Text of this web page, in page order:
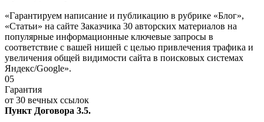
«Гарантируем написание и публикацию в рубрике «Блог»,
«Статьи» на сайте Заказчика 30 авторских материалов на
популярные информационные ключевые запросы в
соответствие с вашей нишей с целью привлечения трафика и
увеличения общей видимости сайта в поисковых системах
Яндекс/Google».
05
Гарантия
от 30 вечных ссылок
Пункт Договора 3.5.